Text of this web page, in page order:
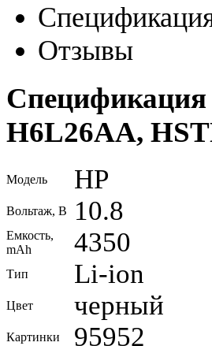
Отзывы
Спецификация
H6L26AA,
Модель HP
Вольтаж, В 10.8
Емкость,
mAh
4350
Тип Li-ion
Цвет черный
Картинки 95952